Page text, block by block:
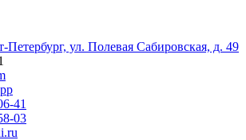
Петербург, ул. Полевая Сабировская, д. 49
41
03